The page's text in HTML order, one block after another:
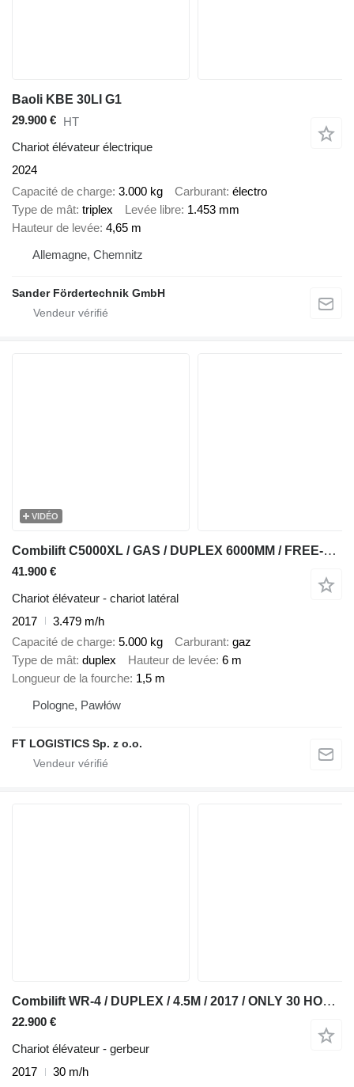
Baoli KBE 30LI G1
29.900 € HT
Chariot élévateur électrique
2024
Capacité de charge 3.000 kg Carburant électro
Type de mât triplex Levée libre 1.453 mm
Hauteur de levée 4,65 m
Allemagne, Chemnitz
Sander Fördertechnik GmbH
VIDÉO
Combilift C5000XL / GAS / DUPLEX 6000MM / FREE-LIFT / FORK POSITIONER / FU
41.900 €
Chariot élévateur - chariot latéral
2017
3.479 m/h
Capacité de charge 5.000 kg Carburant gaz
Type de mât duplex Hauteur de levée 6 m
Longueur de la fourche 1,5 m
Pologne, Pawłów
FT LOGISTICS Sp. z o.o.
Combilift WR-4 / DUPLEX / 4.5M / 2017 / ONLY 30 HOURS / LIKE NEW / 1500KG
22.900 €
Chariot élévateur - gerbeur
2017
30 m/h